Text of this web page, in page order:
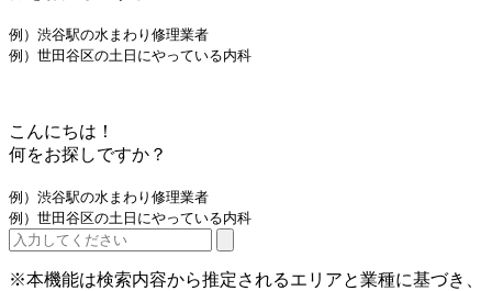
例）渋谷駅の水まわり修理業者
例）世田谷区の土日にやっている内科
こんにちは！
何をお探しですか？
例）渋谷駅の水まわり修理業者
例）世田谷区の土日にやっている内科
※本機能は検索内容から推定されるエリアと業種に基づき、